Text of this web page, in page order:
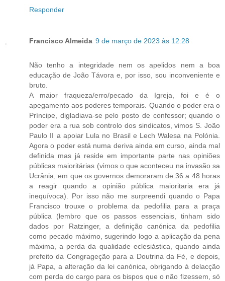
Responder
Francisco Almeida 9 de março de 2023 às 12:28
Não tenho a integridade nem os apelidos nem a boa
educação de João Távora e, por isso, sou inconveniente e
bruto.
A maior fraqueza/erro/pecado da Igreja, foi e é o
apegamento aos poderes temporais. Quando o poder era o
Príncipe, digladiava-se pelo posto de confessor; quando o
poder era a rua sob controlo dos sindicatos, vimos S. João
Paulo II a apoiar Lula no Brasil e Lech Walesa na Polónia.
Agora o poder está numa deriva ainda em curso, ainda mal
definida mas já reside em importante parte nas opiniões
públicas maioritárias (vimos o que aconteceu na invasão sa
Ucrânia, em que os governos demoraram de 36 a 48 horas
a reagir quando a opinião pública maioritaria era já
inequívoca). Por isso não me surpreendi quando o Papa
Francisco trouxe o problema da pedofilia para a praça
pública (lembro que os passos essenciais, tinham sido
dados por Ratzinger, a definição canónica da pedofilia
como pecado máximo, sugerindo logo a aplicação da pena
máxima, a perda da qualidade eclesiástica, quando ainda
prefeito da Congrageção para a Doutrina da Fé, e depois,
já Papa, a alteração da lei canónica, obrigando à delacção
com perda do cargo para os bispos que o não fizessem, só